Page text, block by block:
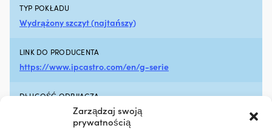
Zarządzaj swoją
prywatnością
dodatek
do
oleju,
pomaga
zmniejszyć
wycieki
i
TYP POKŁADU
Wydrążony szczyt (najtańszy)
LINK DO PRODUCENTA
https://www.ipcastro.com/en/g-serie
DŁUGOŚĆ ODBIJACZA